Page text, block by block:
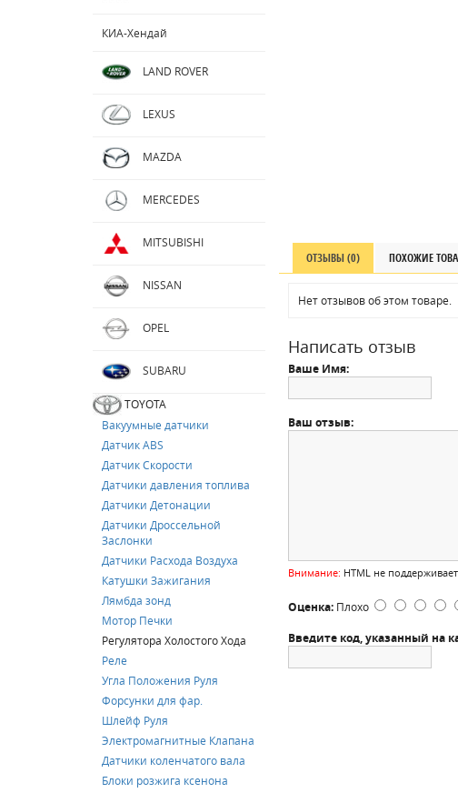
КИА-Хендай
LAND ROVER
LEXUS
MAZDA
MERCEDES
MITSUBISHI
NISSAN
OPEL
SUBARU
TOYOTA
Вакуумные датчики
Датчик ABS
Датчик Скорости
Датчики давления топлива
Датчики Детонации
Датчики Дроссельной
Заслонки
Датчики Расхода Воздуха
Катушки Зажигания
Лямбда зонд
Мотор Печки
Регулятора Холостого Хода
Реле
Угла Положения Руля
Форсунки для фар.
Шлейф Руля
Электромагнитные Клапана
Датчики коленчатого вала
Блоки розжига ксенона
ОТЗЫВЫ (0) ПОХОЖИЕ
Нет отзывов об этом товаре.
Написать отзыв
Ваше Имя:
Ваш отзыв:
Внимание: HTML не
Оценка: Плохо
Введите код, указанный на